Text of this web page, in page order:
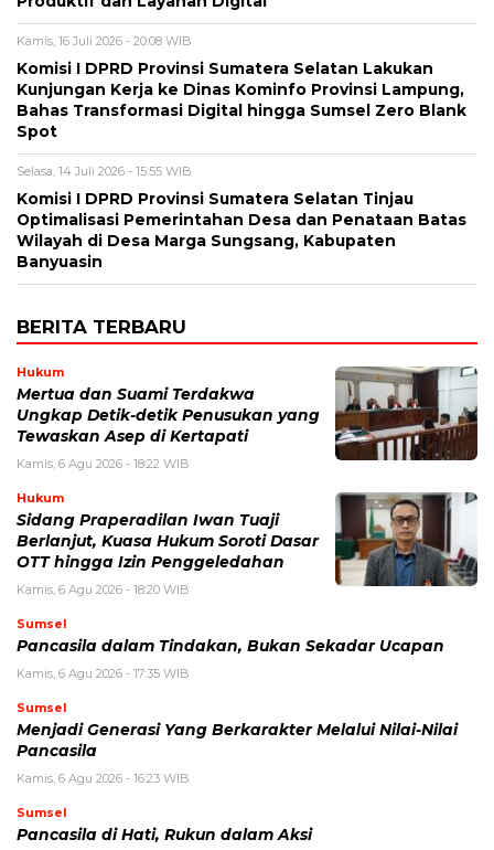
Kamis, 16 Juli 2026 - 20:08 WIB
Komisi I DPRD Provinsi Sumatera Selatan Lakukan
Kunjungan Kerja ke Dinas Kominfo Provinsi Lampung,
Bahas Transformasi Digital hingga Sumsel Zero Blank
Spot
Selasa, 14 Juli 2026 - 15:55 WIB
Komisi I DPRD Provinsi Sumatera Selatan Tinjau
Optimalisasi Pemerintahan Desa dan Penataan Batas
Wilayah di Desa Marga Sungsang, Kabupaten
Banyuasin
BERITA TERBARU
Hukum
Mertua dan Suami Terdakwa
Ungkap Detik-detik Penusukan yang
Tewaskan Asep di Kertapati
Kamis, 6 Agu 2026 - 18:22 WIB
Hukum
Sidang Praperadilan Iwan Tuaji
Berlanjut, Kuasa Hukum Soroti Dasar
OTT hingga Izin Penggeledahan
Kamis, 6 Agu 2026 - 18:20 WIB
Sumsel
Pancasila dalam Tindakan, Bukan Sekadar Ucapan
Kamis, 6 Agu 2026 - 17:35 WIB
Sumsel
Menjadi Generasi Yang Berkarakter Melalui Nilai-Nilai
Pancasila
Kamis, 6 Agu 2026 - 16:23 WIB
Sumsel
Pancasila di Hati, Rukun dalam Aksi